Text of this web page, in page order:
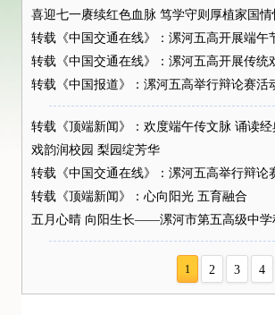
喜迎七一赓续红色血脉 笃学守则厚植家国
转载《中国交通在线》：漯河五高开展端午
转载《中国交通在线》：漯河五高开展传统
转载《中国报道》：漯河五高举行辩论赛活
转载《顶端新闻》：欢度端午传文脉 诵读
戏韵润校园 梨园绽芳华
转载《中国交通在线》：漯河五高举行辩论
转载《顶端新闻》：心向阳光 五育融合
五月心晴 向阳生长——漯河市第五高级中学
1 2 3 4